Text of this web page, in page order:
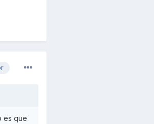
es que